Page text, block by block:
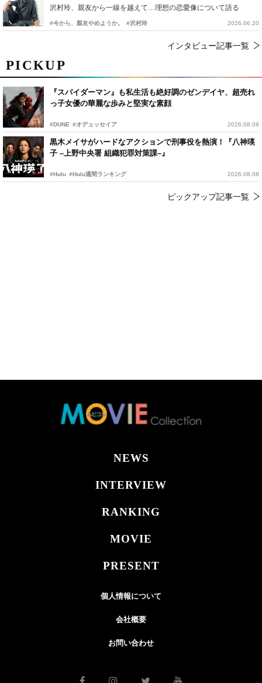
PICKUP
『スパイダーマン』も私生活も絶好調のゼンデイヤ、超売れ
っ子女優の華麗な歩みと堅実な素顔
#DUNE #オデュッセイア 2026.08.09
黒木メイサがハードなアクションで刑事役を熱演！『八神瑛
子 –上野中央署 組織犯罪対策課–』
#Hulu #Hulu週間ランキング 2026.08.08
ピックアップ記事一覧
沢村玲、親友から一線を越えて…理想の恋愛像について語る
#今から、親友やめようか。 #沢村玲 2026.06.20
インタビュー記事一覧
NEWS
INTERVIEW
RANKING
MOVIE
PRESENT
個人情報について
会社概要
お問い合わせ